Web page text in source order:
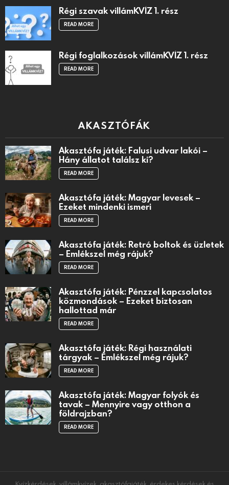
Régi szavak villámKVÍZ 1. rész
READ MORE
Régi foglalkozások villámKVÍZ 1. rész
READ MORE
AKASZTÓFÁK
Akasztófa játék: Falusi udvar lakói –
Hány állatot találsz ki?
READ MORE
Akasztófa játék: Magyar levesek –
Ezeket mindenki ismeri
READ MORE
Akasztófa játék: Retró boltok és üzletek
– Emlékszel még rájuk?
READ MORE
Akasztófa játék: Pénzzel kapcsolatos
közmondások – Ezeket biztosan
hallottad már
READ MORE
Akasztófa játék: Régi használati
tárgyak – Emlékszel még rájuk?
READ MORE
Akasztófa játék: Magyar folyók és
tavak – Mennyire vagy otthon a
földrajzban?
READ MORE